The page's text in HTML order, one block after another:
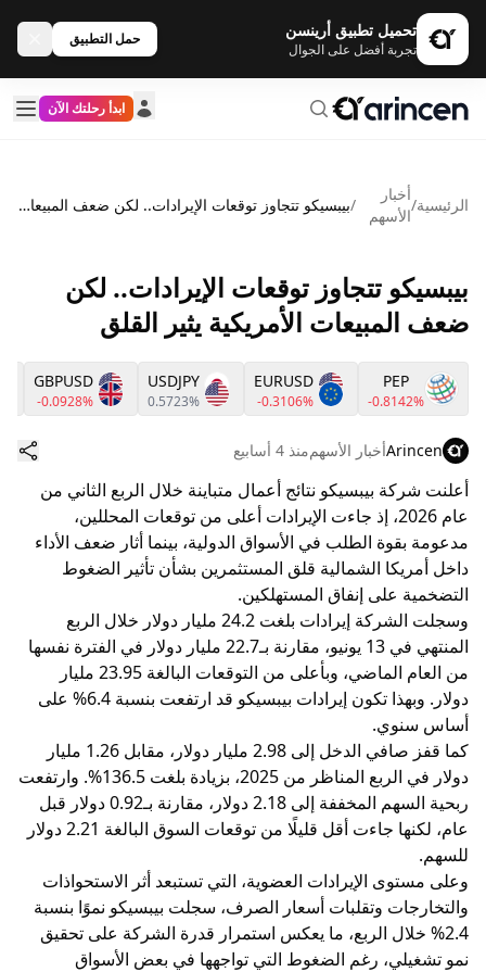
تحميل تطبيق أرينسن
تجربة أفضل على الجوال
حمل التطبيق
ابدأ رحلتك الآن
الرئيسية/
أخبار
الأسهم
/ بيبسيكو تتجاوز توقعات الإيرادات.. لكن ضعف المبيعات الأمريكية يثير القلق
بيبسيكو تتجاوز توقعات الإيرادات.. لكن
ضعف المبيعات الأمريكية يثير القلق
PEP
-0.8142%
EURUSD
-0.3106%
USDJPY
0.5723%
GBPUSD
-0.0928%
Arincenأخبار الأسهممنذ 4 أسابيع
أعلنت شركة بيبسيكو نتائج أعمال متباينة خلال الربع الثاني من
عام 2026، إذ جاءت الإيرادات أعلى من توقعات المحللين،
مدعومة بقوة الطلب في الأسواق الدولية، بينما أثار ضعف الأداء
داخل أمريكا الشمالية قلق المستثمرين بشأن تأثير الضغوط
التضخمية على إنفاق المستهلكين.
وسجلت الشركة إيرادات بلغت 24.2 مليار دولار خلال الربع
المنتهي في 13 يونيو، مقارنة بـ22.7 مليار دولار في الفترة نفسها
من العام الماضي، وبأعلى من التوقعات البالغة 23.95 مليار
دولار. وبهذا تكون إيرادات بيبسيكو قد ارتفعت بنسبة 6.4% على
أساس سنوي.
كما قفز صافي الدخل إلى 2.98 مليار دولار، مقابل 1.26 مليار
دولار في الربع المناظر من 2025، بزيادة بلغت 136.5%. وارتفعت
ربحية السهم المخففة إلى 2.18 دولار، مقارنة بـ0.92 دولار قبل
عام، لكنها جاءت أقل قليلًا من توقعات السوق البالغة 2.21 دولار
للسهم.
وعلى مستوى الإيرادات العضوية، التي تستبعد أثر الاستحواذات
والتخارجات وتقلبات أسعار الصرف، سجلت بيبسيكو نموًا بنسبة
2.4% خلال الربع، ما يعكس استمرار قدرة الشركة على تحقيق
نمو تشغيلي، رغم الضغوط التي تواجهها في بعض الأسواق